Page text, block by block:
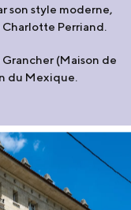
son style moderne,
Perriand.
(Maison de
du Mexique.